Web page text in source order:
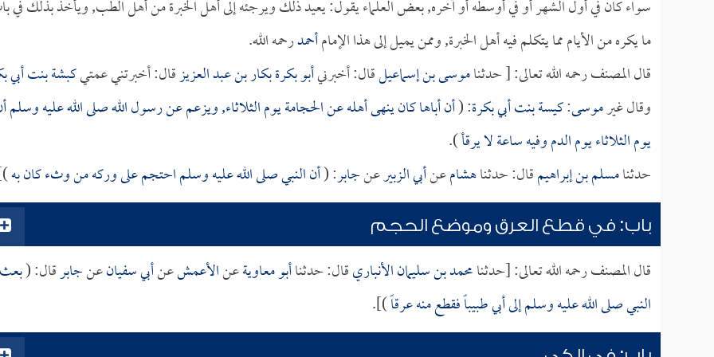
سواء كان في أول الشهر أو في أوسطه أو آخره, بعض العلماء يقول: يعيد ذلك ويرجئه إلى أهل الخبرة من أهل الطب, ويأخذ بذلك في
ما يكره من الأيام مما يتكلم فيه أهل الخبرة, وممن يميل إلى هذا الإمامأحمدرحمه الله.
قال المصنف رحمه الله تعالى: [ حدثناموسى بن إسماعيلقال: أخبرنيأبو بكرة بكار بن عبد العزيزقال: أخبرتني عمتيكبشة بنت أبي
وقال غيرموسى:كيسة بنت أبي بكرة: (أن أباها كان ينهى أهله عن الحجامة يوم الثلاثاء, ويزعم عن رسول الله صلى الله عليه وسلم
يوم الثلاثاء يوم الدم وفيه ساعة لا يرقأ).
حدثنامسلم بن إبراهيمقال: حدثناهشامعنأبي الزبيرعنجابر: (أن النبي صلى الله عليه وسلم احتجم على وركه من وثء كان به
باب: في قطع العرق وموضع الحجم
قال المصنف رحمه الله تعالى: [حدثنامحمد بن سليمان الأنباريقال: حدثناأبو معاويةعنالأعمشعنأبي سفيانعنجابرقال: (بعث
النبي صلى الله عليه وسلم إلى أبي طبيباً فقطع منه عرقاً)].